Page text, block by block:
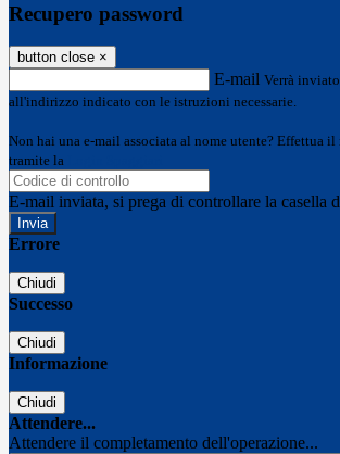
Recupero password
button close ×
E-mail Verrà
all'indirizzo indicato con le istruzioni necessarie.
Non hai una e-mail associata al nome utente? Effettua il
tramite la
E-mail inviata, si prega di controllare la casella
Errore
Chiudi
Successo
Chiudi
Informazione
Chiudi
Attendere...
Attendere il completamento dell'operazione...